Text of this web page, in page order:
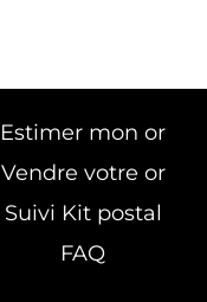
Estimer mon or
Vendre votre or
Suivi Kit postal
FAQ